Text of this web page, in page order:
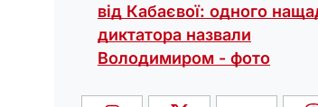
від Кабаєвої: одного
диктатора назвали
Володимиром - фото